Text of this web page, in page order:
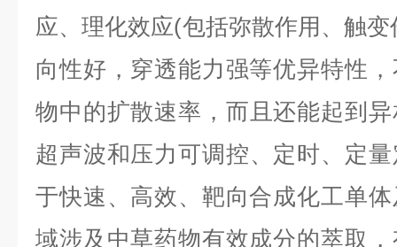
应、理化效应(包括弥散作用、触
向性好，穿透能力强等优异特性
物中的扩散速率，而且还能起到
超声波和压力可调控、定时、定量
于快速、高效、靶向合成化工单
域涉及中草药物有效成分的萃取